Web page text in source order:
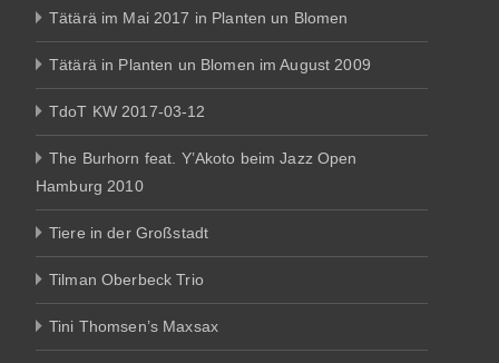
Tätärä im Mai 2017 in Planten un Blomen
Tätärä in Planten un Blomen im August 2009
TdoT KW 2017-03-12
The Burhorn feat. Y’Akoto beim Jazz Open
Hamburg 2010
Tiere in der Großstadt
Tilman Oberbeck Trio
Tini Thomsen’s Maxsax